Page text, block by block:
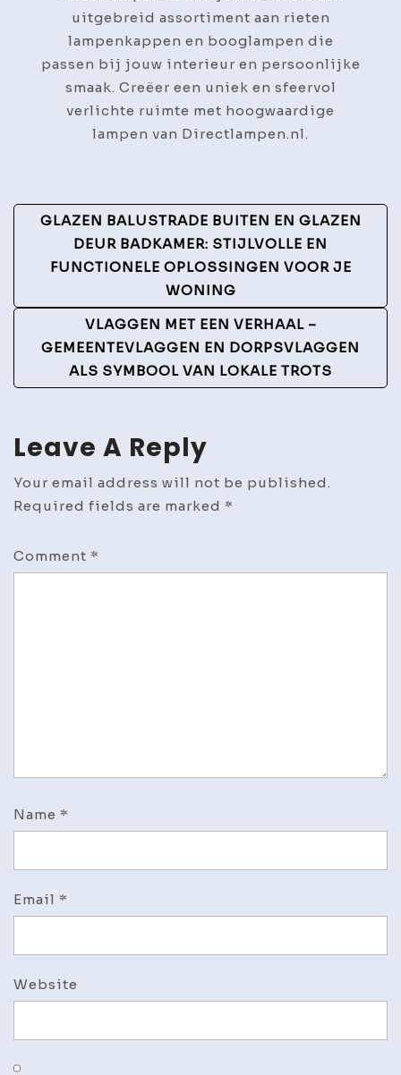
uitgebreid assortiment aan rieten
lampenkappen en booglampen die
passen bij jouw interieur en persoonlijke
smaak. Creëer een uniek en sfeervol
verlichte ruimte met hoogwaardige
lampen van Directlampen.nl.
Post
Navigation
GLAZEN BALUSTRADE BUITEN EN GLAZEN
DEUR BADKAMER: STIJLVOLLE EN
FUNCTIONELE OPLOSSINGEN VOOR JE
WONING
VLAGGEN MET EEN VERHAAL –
GEMEENTEVLAGGEN EN DORPSVLAGGEN
ALS SYMBOOL VAN LOKALE TROTS
Leave A Reply
Your email address will not be published.
Required fields are marked *
Comment *
Name *
Email *
Website